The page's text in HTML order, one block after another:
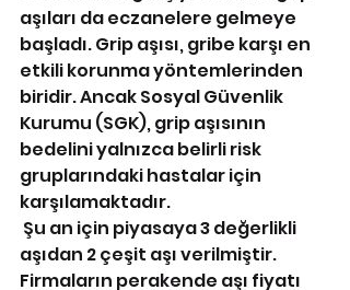
aşıları da eczanelere gelmeye
başladı. Grip aşısı, gribe karşı en
etkili korunma yöntemlerinden
biridir. Ancak Sosyal Güvenlik
Kurumu (SGK), grip aşısının
bedelini yalnızca belirli risk
gruplarındaki hastalar için
karşılamaktadır.
Şu an için piyasaya 3 değerlikli
aşıdan 2 çeşit aşı verilmiştir.
Firmaların perakende aşı fiyatı